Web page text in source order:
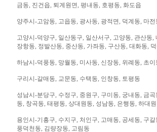
금동, 진건읍, 퇴계원면, 평내동, 호평동, 화도읍
양주시-고암동, 고읍동, 광사동, 광적면, 덕계동, 마
고양시-덕양구, 일산동구, 일산서구, 고양동, 관산동
장항동, 정발산동, 중산동, 가좌동, 구산동, 대화동,
하남시-덕풍동, 망월동, 미사동, 신장동, 위례동, 초
구리시-갈매동, 교문동, 수택동, 인창동, 토평동
성남시-분당구, 수정구, 중원구, 구미동, 궁내동, 금
동, 창곡동, 태평동, 상대원동, 성남동, 은행동, 하대
용인시-기흥구, 수지구, 처인구, 고매동, 공세동, 구
풍덕천동, 김량장동, 고림동